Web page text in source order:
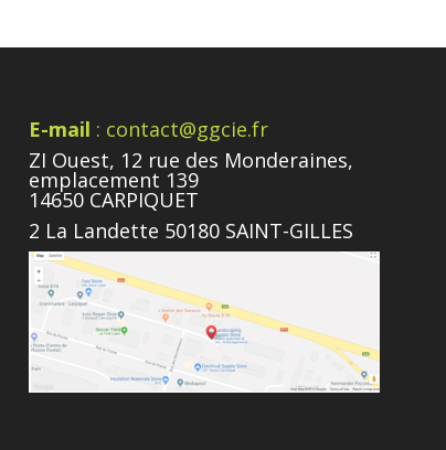
E-mail : contact@ggcie.fr
ZI Ouest, 12 rue des Monderaines,
emplacement 139
14650 CARPIQUET
2 La Landette 50180 SAINT-GILLES